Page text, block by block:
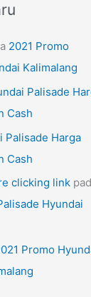
2021 Promo
Kalimalang
Palisade
Cash
Palisade Harga
Cash
clicking link
Hyundai
Promo